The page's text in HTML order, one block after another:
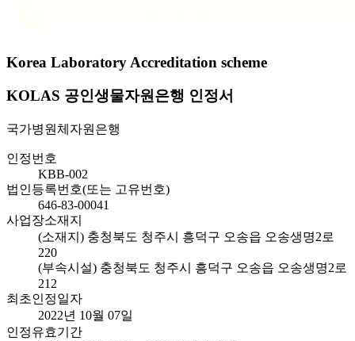
Korea Laboratory Accreditation scheme
KOLAS 공인생물자원은행 인정서
국가병원체자원은행
인정번호
KBB-002
법인등록번호(또는 고유번호)
646-83-00041
사업장소재지
(소재지) 충청북도 청주시 흥덕구 오송읍 오송생명2로
220
(부속시설) 충청북도 청주시 흥덕구 오송읍 오송생명2로
212
최초인정일자
2022년 10월 07일
인정유효기간